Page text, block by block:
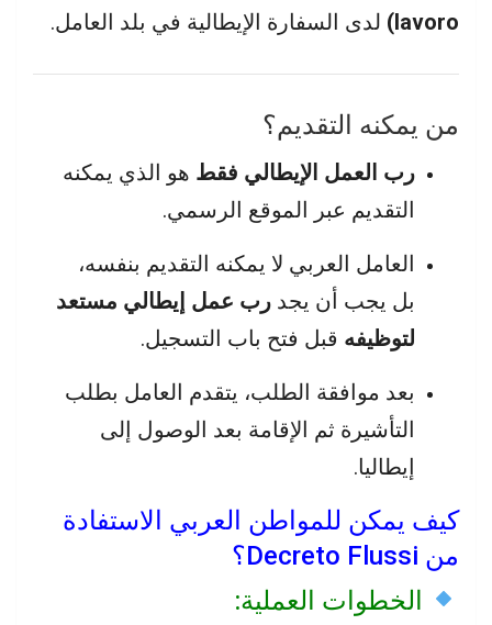
lavoro) لدى السفارة الإيطالية في بلد العامل.
من يمكنه التقديم؟
رب العمل الإيطالي فقط هو الذي يمكنه
التقديم عبر الموقع الرسمي.
العامل العربي لا يمكنه التقديم بنفسه،
بل يجب أن يجد رب عمل إيطالي مستعد
لتوظيفه قبل فتح باب التسجيل.
بعد موافقة الطلب، يتقدم العامل بطلب
التأشيرة ثم الإقامة بعد الوصول إلى
إيطاليا.
كيف يمكن للمواطن العربي الاستفادة
من Decreto Flussi؟
الخطوات العملية: